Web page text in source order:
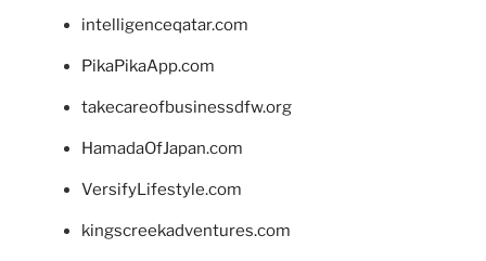
intelligenceqatar.com
PikaPikaApp.com
takecareofbusinessdfw.org
HamadaOfJapan.com
VersifyLifestyle.com
kingscreekadventures.com